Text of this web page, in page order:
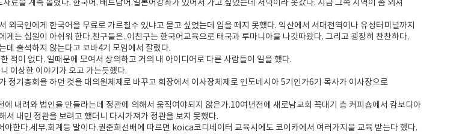
료을 계속 올렸다. 한국어. 배트남어.일본어강좌가 있어서 가고 싶었는데 저녁이라 못갔다. 지금 그쪽 지역이 좀 외져
외국인에게 한국어을 무료로 가르칠수 있냐고 묻고 싶었는데 입을 떼지 못했다. 익산에서 서대전역이나 유성터미널까지
게는 십원이 아쉬워 한다.친구들은..이친구는 한국어교육으로 태국과 루마니아을 나갓따왔다. 그리고 굉장히 찬찬하다.
데 출석하지 않는다고 코바4기 모임에서 잘렸다.
적이 없다. 일때문에 모여서 상의하고 거의 내 아이디어로 다른 사람들이 일을 했다.
이상한 이야기가 오고 가는듯했다.
정기총회을 하던 것을 대의원체제로 바꾸고 회장에서 이사장체제로 인도네시아 5기인가6기 목사가 이사장으로
에 내려와 법인을 만들라는데 정관에 의해서 움직여야되지 않은가.10여년전에 새로남교회 꼭대기 층 커피숍에서 캄보디아
서 내민 정관을 보려고 했더니 다시가져가 정관을 보지 못했다.
야한다.세무.회계등 말이다.권준희선배에 따르면 koica코디네이터 교육시에도 코이카에서 여러가지을 교육 받는다 했다.